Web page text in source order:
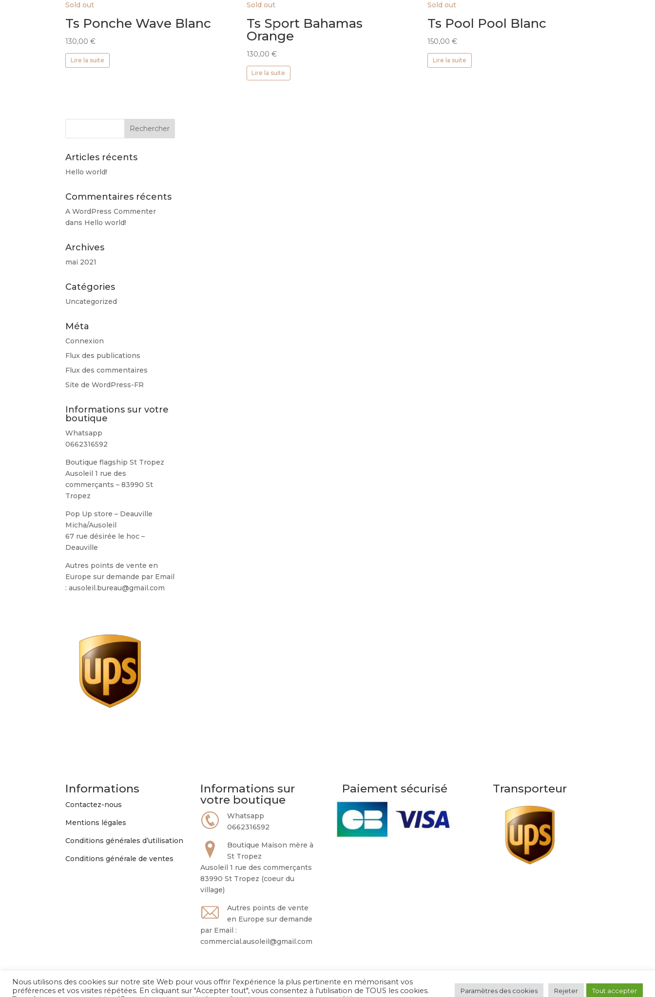
Sold out
Ts Ponche Wave Blanc
130,00€
Lire la suite
Sold out
Ts Sport Bahamas
Orange
130,00 €
Lire la suite
Sold out
Ts Pool Pool Blanc
150,00€
Lire la suite
Articles récents
Hello world!
Commentaires récents
A WordPress Commenter
dans Hello world!
Archives
mai 2021
Catégories
Uncategorized
Méta
Connexion
Flux des publications
Flux des commentaires
Site de WordPress-FR
Informations sur votre
boutique
Whatsapp
0662316592
Boutique flagship St Tropez
Ausoleil 1 rue des
commerçants – 83990 St
Tropez
Pop Up store – Deauville
Micha/Ausoleil
67 rue désirée le hoc –
Deauville
Autres points de vente en
Europe sur demande par Email
: ausoleil.bureau@gmail.com
Informations
Contactez-nous
Mentions légales
Conditions générales d’utilisation
Conditions générale de ventes
Informations sur
votre boutique
Whatsapp
0662316592
Boutique Maison mère à
St Tropez
Ausoleil 1 rue des commerçants
83990 St Tropez (coeur du
village)
Autres points de vente
en Europe sur demande
par Email :
commercial.ausoleil@gmail.com
Paiement sécurisé Transporteur
Au Soleil de Saint Tropez 2026– Tous droits réservés
Nous utilisons des cookies sur notre site Web pour vous offrir l'expérience la plus pertinente en mémorisant vos
préférences et vos visites répétées. En cliquant sur "Accepter tout", vous consentez à l'utilisation de TOUS les cookies.
Paramètres des cookies Rejeter Tout accepter